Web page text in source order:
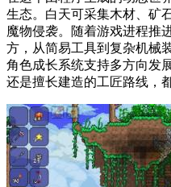
生态。白天可采集木材、矿
魔物侵袭。随着游戏进程推
方，从简易工具到复杂机械
角色成长系统支持多方向发
还是擅长建造的工匠路线，